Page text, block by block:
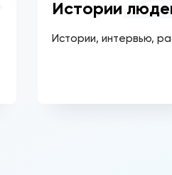
Истории
Истории, интервью,